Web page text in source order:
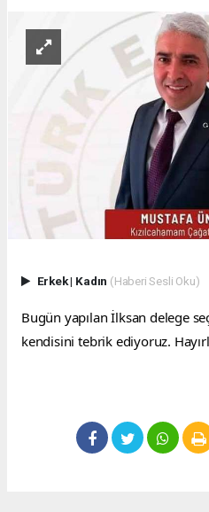
Erkek| Kadın (Haberi Sesli Oku)
Bugün yapılan İlksan delege
kendisini tebrik ediyoruz.